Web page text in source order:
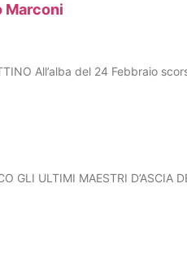
Marconi
All’alba del 24 Febbraio
GLI ULTIMI MAESTRI